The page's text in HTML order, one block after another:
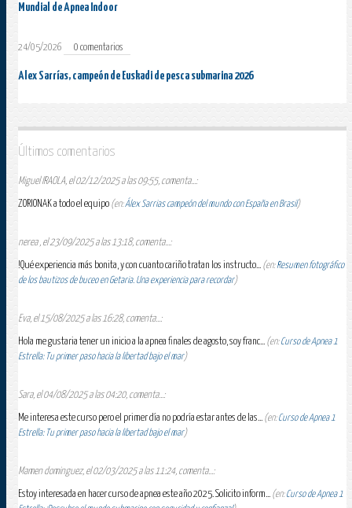
Mundial de Apnea Indoor
24/05/2026 0 comentarios
Alex Sarrías, campeón de Euskadi de pesca submarina 2026
Últimos comentarios
Miguel IRAOLA, el 02/12/2025 a las 09:55, comenta...:
ZORIONAK a todo el equipo (en:Álex Sarrias campeón del mundo con España en Brasil)
nerea , el 23/09/2025 a las 13:18, comenta...:
!Qué experiencia más bonita, y con cuanto cariño tratan los instructo... (en:Resumen fotográfico
de los bautizos de buceo en Getaria. Una experiencia para recordar)
Eva, el 15/08/2025 a las 16:28, comenta...:
Hola me gustaria tener un inicio a la apnea finales de agosto, soy franc... (en:Curso de Apnea 1
Estrella: Tu primer paso hacia la libertad bajo el mar)
Sara, el 04/08/2025 a las 04:20, comenta...:
Me interesa este curso pero el primer día no podría estar antes de las... (en:Curso de Apnea 1
Estrella: Tu primer paso hacia la libertad bajo el mar)
Mamen dominguez, el 02/03/2025 a las 11:24, comenta...:
Estoy interesada en hacer curso de apnea este año 2025. Solicito inform... (en:Curso de Apnea 1